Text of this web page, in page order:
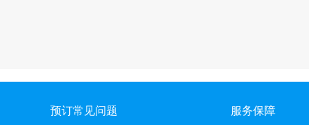
预订常见问题 服务保障